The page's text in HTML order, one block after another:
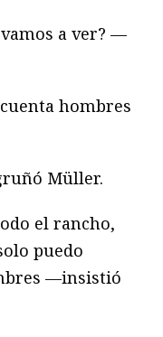
a ver? —
hombres
Müller.
el rancho,
puedo
—insistió